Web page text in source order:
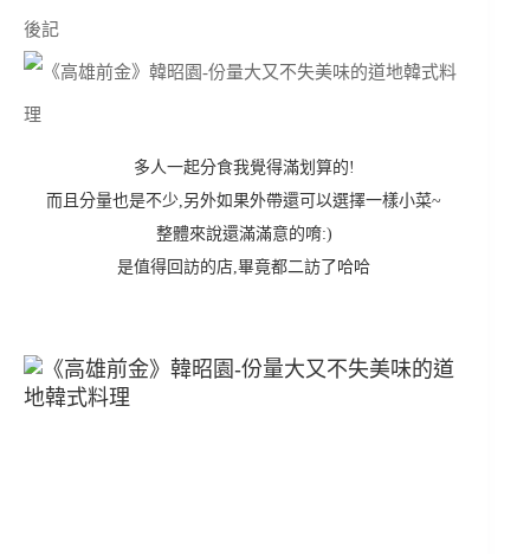
後記
多人一起分食我覺得滿划算的!
而且分量也是不少,另外如果外帶還可以選擇一樣小菜~
整體來說還滿滿意的唷:)
是值得回訪的店,畢竟都二訪了哈哈